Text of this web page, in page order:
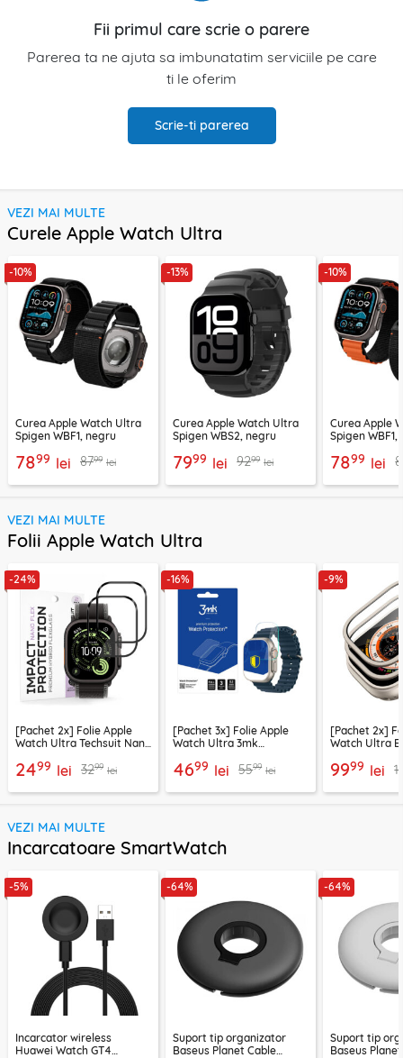
Fii primul care scrie o parere
Parerea ta ne ajuta sa imbunatatim serviciile pe care
ti le oferim
Scrie-ti parerea
VEZI MAI MULTE
Curele Apple Watch Ultra
-10%
Curea Apple Watch Ultra
Spigen WBF1, negru
7899 lei 8799 lei
-13%
Curea Apple Watch Ultra
Spigen WBS2, negru
7999 lei 9299 lei
-10%
Curea Apple
Spigen
7899 lei
VEZI MAI MULTE
Folii Apple Watch Ultra
-24%
[Pachet 2x] Folie Apple
Watch Ultra Techsuit Nano
2499 lei 3299 lei
-16%
[Pachet 3x] Folie Apple
Watch Ultra 3mk
transparenta
4699 lei 5599 lei
-9%
[Pachet 2x]
Watch Ultra
9999 lei
VEZI MAI MULTE
Incarcatoare SmartWatch
-5%
Incarcator wireless
Huawei Watch GT4
-64%
Suport tip organizator
Baseus Planet Cable
-64%
Suport tip
Baseus